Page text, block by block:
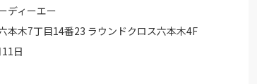
ディーエー
本木7丁目14番23 ラウンドクロス六本木4F
日